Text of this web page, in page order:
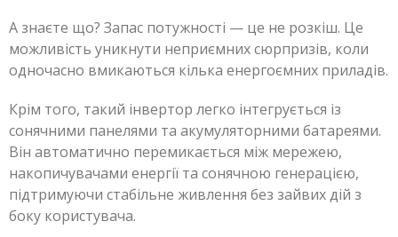
А знаєте що? Запас потужності — це не розкіш. Це
можливість уникнути неприємних сюрпризів, коли
одночасно вмикаються кілька енергоємних приладів.
Крім того, такий інвертор легко інтегрується із
сонячними панелями та акумуляторними батареями.
Він автоматично перемикається між мережею,
накопичувачами енергії та сонячною генерацією,
підтримуючи стабільне живлення без зайвих дій з
боку користувача.